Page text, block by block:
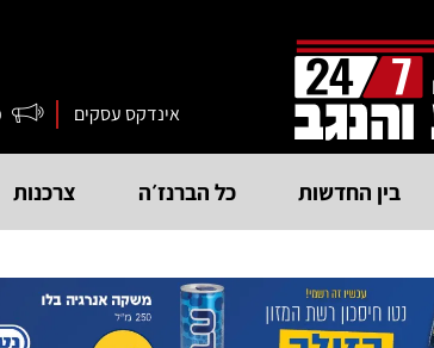
אינדקס עסקים
בין החדשות כל הברנז׳ה צרכנות